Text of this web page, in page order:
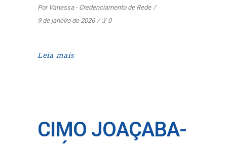
Por Vanessa - Credenciamento de Rede
9 de janeiro de 2026
0
Leia mais
CIMO JOAÇABA-